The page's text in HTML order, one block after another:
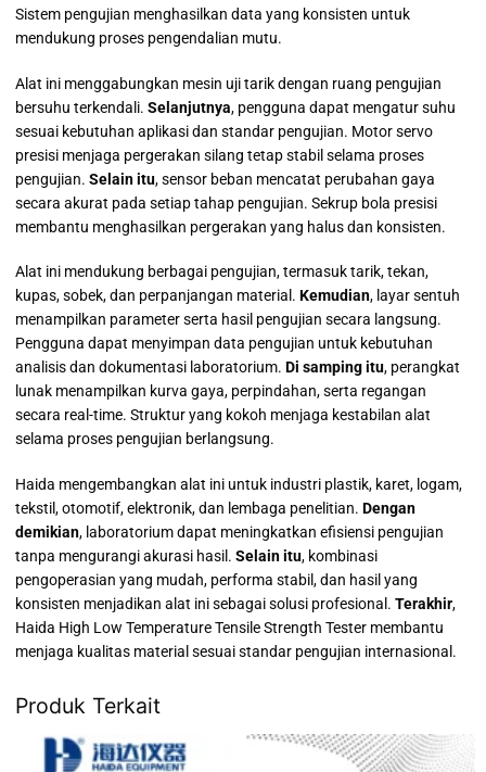
Sistem pengujian menghasilkan data yang konsisten untuk
mendukung proses pengendalian mutu.
Alat ini menggabungkan mesin uji tarik dengan ruang pengujian
bersuhu terkendali. Selanjutnya, pengguna dapat mengatur suhu
sesuai kebutuhan aplikasi dan standar pengujian. Motor servo
presisi menjaga pergerakan silang tetap stabil selama proses
pengujian. Selain itu, sensor beban mencatat perubahan gaya
secara akurat pada setiap tahap pengujian. Sekrup bola presisi
membantu menghasilkan pergerakan yang halus dan konsisten.
Alat ini mendukung berbagai pengujian, termasuk tarik, tekan,
kupas, sobek, dan perpanjangan material. Kemudian, layar sentuh
menampilkan parameter serta hasil pengujian secara langsung.
Pengguna dapat menyimpan data pengujian untuk kebutuhan
analisis dan dokumentasi laboratorium. Di samping itu, perangkat
lunak menampilkan kurva gaya, perpindahan, serta regangan
secara real-time. Struktur yang kokoh menjaga kestabilan alat
selama proses pengujian berlangsung.
Haida mengembangkan alat ini untuk industri plastik, karet, logam,
tekstil, otomotif, elektronik, dan lembaga penelitian. Dengan
demikian, laboratorium dapat meningkatkan efisiensi pengujian
tanpa mengurangi akurasi hasil. Selain itu, kombinasi
pengoperasian yang mudah, performa stabil, dan hasil yang
konsisten menjadikan alat ini sebagai solusi profesional. Terakhir,
Haida High Low Temperature Tensile Strength Tester membantu
menjaga kualitas material sesuai standar pengujian internasional.
Produk Terkait